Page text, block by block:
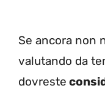
Se ancora non
valutando da
dovreste